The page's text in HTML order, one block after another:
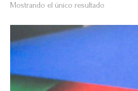
Mostrando el único resultado